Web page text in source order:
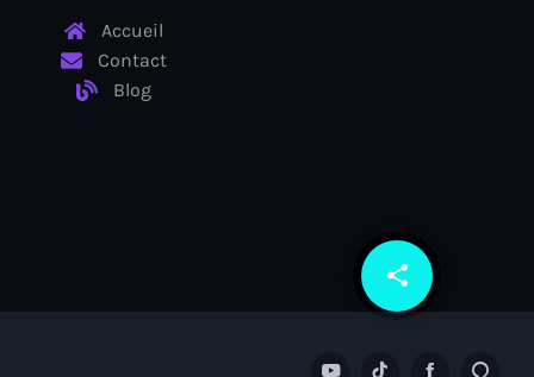
share
email
Accueil
Contact
Blog